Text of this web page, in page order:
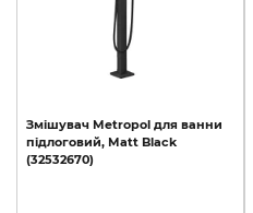
Змішувач Metropol для ванни
підлоговий, Matt Black
(32532670)